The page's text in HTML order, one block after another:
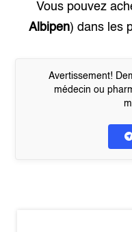
Vous pouvez
Albipen) dans les
Avertissement!
médecin ou